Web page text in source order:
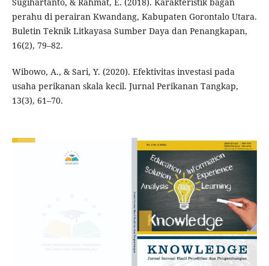
Sugihartanto, & Rahmat, E. (2018). Karakteristik bagan
perahu di perairan Kwandang, Kabupaten Gorontalo Utara.
Buletin Teknik Litkayasa Sumber Daya dan Penangkapan,
16(2), 79–82.
Wibowo, A., & Sari, Y. (2020). Efektivitas investasi pada
usaha perikanan skala kecil. Jurnal Perikanan Tangkap,
13(3), 61–70.